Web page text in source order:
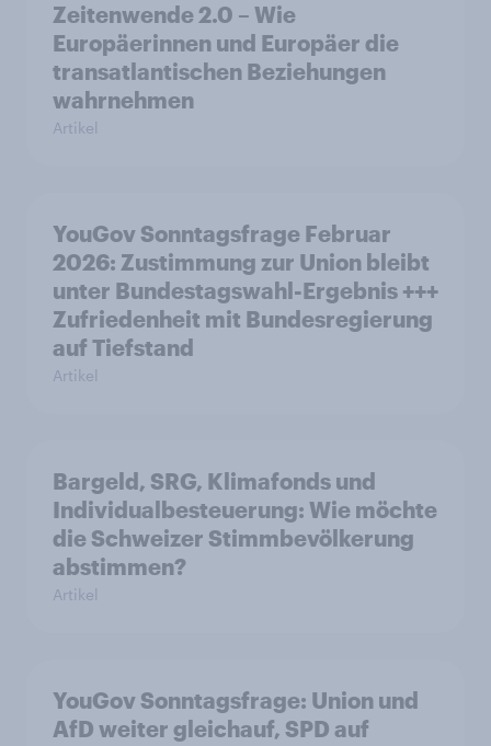
Zeitenwende 2.0 – Wie
Europäerinnen und Europäer die
transatlantischen Beziehungen
wahrnehmen
Artikel
YouGov Sonntagsfrage Februar
2026: Zustimmung zur Union bleibt
unter Bundestagswahl-Ergebnis +++
Zufriedenheit mit Bundesregierung
auf Tiefstand
Artikel
Bargeld, SRG, Klimafonds und
Individualbesteuerung: Wie möchte
die Schweizer Stimmbevölkerung
abstimmen?
Artikel
YouGov Sonntagsfrage: Union und
AfD weiter gleichauf, SPD auf